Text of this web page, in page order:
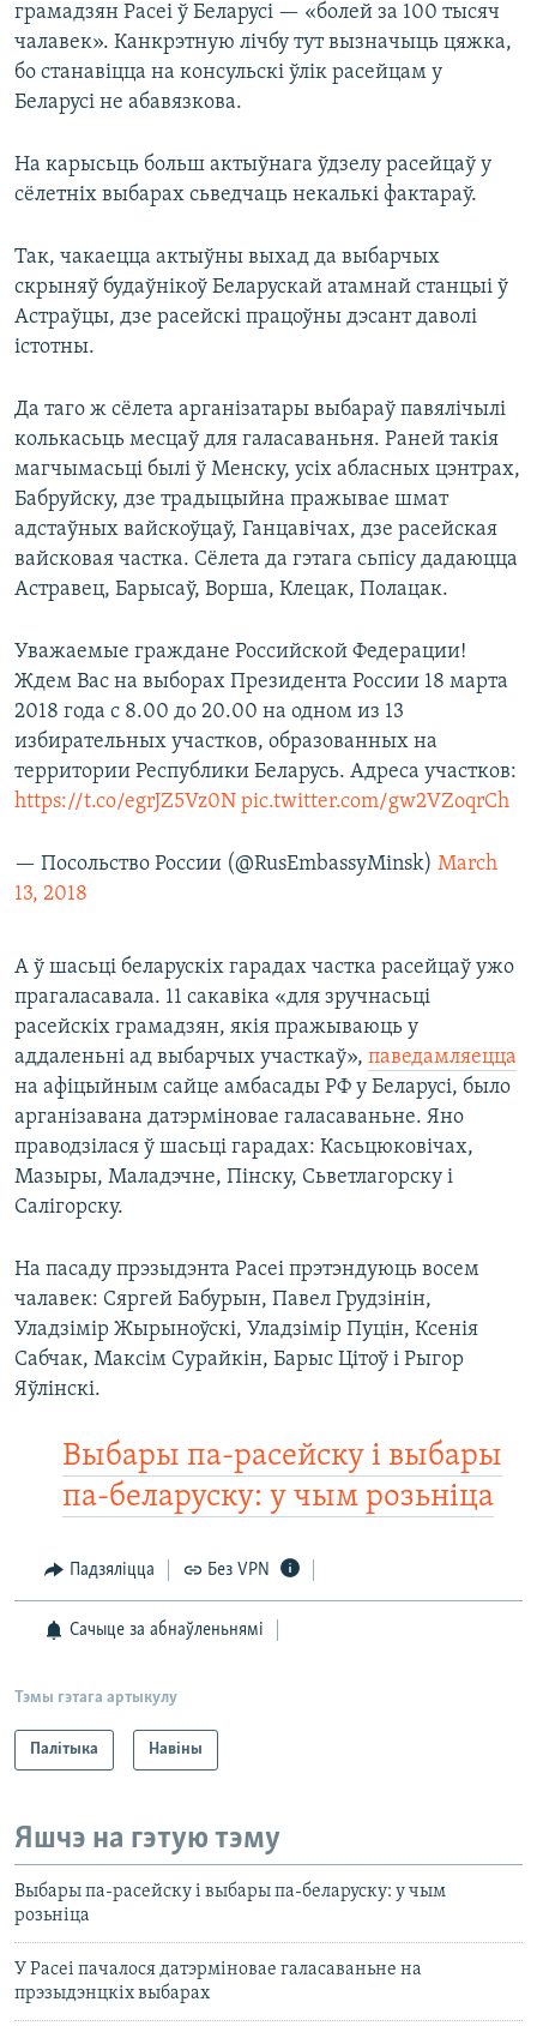
грамадзян Расеі ў Беларусі — «болей за 100 тысяч
чалавек». Канкрэтную лічбу тут вызначыць цяжка,
бо станавіцца на консульскі ўлік расейцам у
Беларусі не абавязкова.
На карысьць больш актыўнага ўдзелу расейцаў у
сёлетніх выбарах сьведчаць некалькі фактараў.
Так, чакаецца актыўны выхад да выбарчых
скрыняў будаўнікоў Беларускай атамнай станцыі ў
Астраўцы, дзе расейскі працоўны дэсант даволі
істотны.
Да таго ж сёлета арганізатары выбараў павялічылі
колькасьць месцаў для галасаваньня. Раней такія
магчымасьці былі ў Менску, усіх абласных цэнтрах,
Бабруйску, дзе традыцыйна пражывае шмат
адстаўных вайскоўцаў, Ганцавічах, дзе расейская
вайсковая частка. Сёлета да гэтага сьпісу дадаюцца
Астравец, Барысаў, Ворша, Клецак, Полацак.
Уважаемые граждане Российской Федерации!
Ждем Вас на выборах Президента России 18 марта
2018 года с 8.00 до 20.00 на одном из 13
избирательных участков, образованных на
территории Республики Беларусь. Адреса участков:
https://t.co/egrJZ5Vz0N pic.twitter.com/gw2VZoqrCh
— Посольство России (@RusEmbassyMinsk) March
13, 2018
А ў шасьці беларускіх гарадах частка расейцаў ужо
прагаласавала. 11 сакавіка «для зручнасьці
расейскіх грамадзян, якія пражываюць у
аддаленьні ад выбарчых участкаў», паведамляецца
на афіцыйным сайце амбасады РФ у Беларусі, было
арганізавана датэрміновае галасаваньне. Яно
праводзілася ў шасьці гарадах: Касьцюковічах,
Мазыры, Маладэчне, Пінску, Сьветлагорску і
Салігорску.
На пасаду прэзыдэнта Расеі прэтэндуюць восем
чалавек: Сяргей Бабурын, Павел Грудзінін,
Уладзімір Жырыноўскі, Уладзімір Пуцін, Ксенія
Сабчак, Максім Сурайкін, Барыс Цітоў і Рыгор
Яўлінскі.
Выбары па-расейску і выбары
па-беларуску: у чым розьніца
Падзяліцца Без VPN
Сачыце за абнаўленьнямі
Тэмы гэтага артыкулу
Палітыка Навіны
Яшчэ на гэтую тэму
Выбары па-расейску і выбары па-беларуску: у чым
розьніца
У Расеі пачалося датэрміновае галасаваньне на
прэзыдэнцкіх выбарах